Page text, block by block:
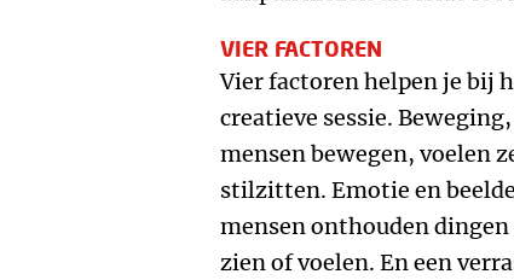
VIER FACTOREN
Vier factoren helpen je bij
creatieve sessie.
mensen bewegen, voelen
stilzitten. Emotie en
mensen onthouden
zien of voelen. En een